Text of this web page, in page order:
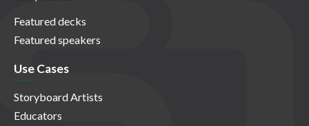
Featured decks
Featured speakers
Use Cases
Storyboard Artists
Educators